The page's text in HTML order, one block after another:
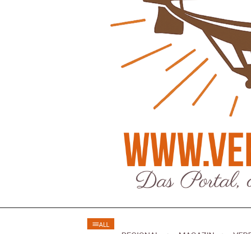
Bürgerjournalisten e.V. im Interview bei
Was passiert, wenn keiner mehr berichtet
Wir bauen neu – und ihr seid Teil davon
Vereins - Portal
Ratgeber
Kunst, Kosten
Hannovers
Patrick Reinisch-
Klaut die
Patrick Reinisch-
Erneuerbare
Neue
klimaschädlich
Patrick Reinisch-
Humor und
Anderen Kino
Patrick Reinisch-
Energie
ALL